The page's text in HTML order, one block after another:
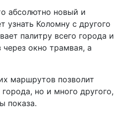
абсолютно новый и
узнать Коломну с другого
палитру всего города и
окно трамвая, а
маршрутов позволит
но и много другого,
показа.